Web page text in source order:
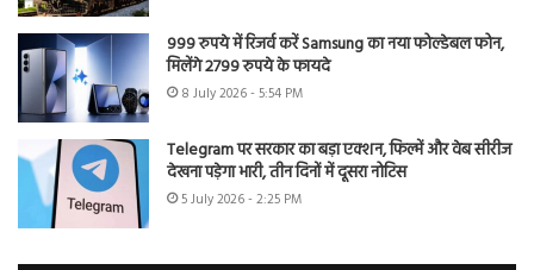
999 रुपये में रिजर्व करें Samsung का नया फोल्डेबल फोन,
मिलेंगे 2799 रुपये के फायदे
8 July 2026 - 5:54 PM
Telegram पर सरकार का बड़ा एक्शन, फिल्में और वेब सीरीज
देखना पड़ेगा भारी, तीन दिनों में दूसरा नोटिस
5 July 2026 - 2:25 PM